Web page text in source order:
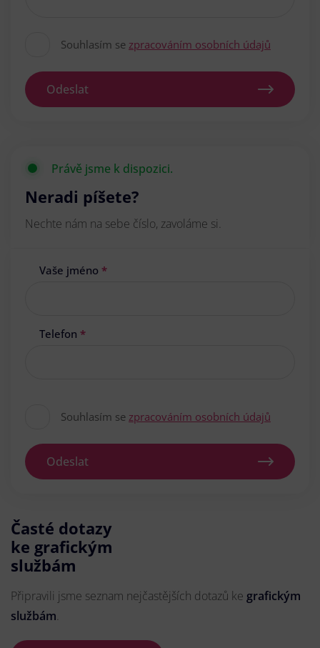
Souhlasím se zpracováním osobních údajů
Odeslat
Právě jsme k dispozici.
Neradi píšete?
Nechte nám na sebe číslo, zavoláme si.
Vaše jméno *
Telefon *
Souhlasím se zpracováním osobních údajů
Odeslat
Časté dotazy
ke grafickým
službám
Připravili jsme seznam nejčastějších dotazů ke grafickým
službám.